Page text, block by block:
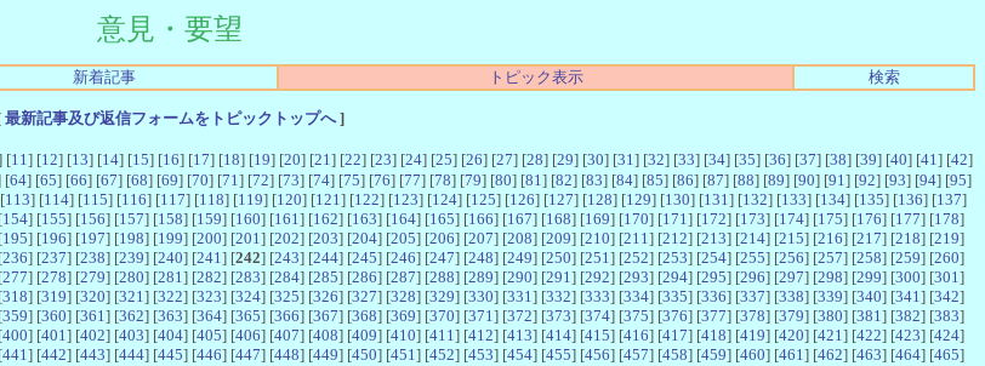
意見・要望
新着記事 トピック表示 検索
最新記事及び返信フォームをトピックトップへ]
[11 ] [12] [13] [14] [15] [16] [17] [18] [19] [20] [21 ] [22] [23] [24] [25] [26] [27] [28] [29] [30] [31 ] [32] [33] [34] [35] [36] [37] [38] [39] [40] [41 ] [42]
[64] [65] [66] [67] [68] [69] [70] [71 ] [72] [73] [74] [75] [76] [77] [78] [79] [80] [81 ] [82] [83] [84] [85] [86] [87] [88] [89] [90] [91 ] [92] [93] [94] [95]
113] [114] [115] [116] [117] [118] [119] [120] [121 ] [122] [123] [124] [125] [126] [127] [128] [129] [130] [131 ] [132] [133] [134] [135] [136] [137]
154] [155] [156] [157] [158] [159] [160] [161 ] [162] [163] [164] [165] [166] [167] [168] [169] [170] [171 ] [172] [173] [174] [175] [176] [177] [178]
195] [196] [197] [198] [199] [200] [201 ] [202] [203] [204] [205] [206] [207] [208] [209] [210] [211 ] [212] [213] [214] [215] [216] [217] [218] [219]
236] [237] [238] [239] [240] [241 ] [242] [243] [244] [245] [246] [247] [248] [249] [250] [251 ] [252] [253] [254] [255] [256] [257] [258] [259] [260]
277] [278] [279] [280] [281 ] [282] [283] [284] [285] [286] [287] [288] [289] [290] [291 ] [292] [293] [294] [295] [296] [297] [298] [299] [300] [301 ]
318] [319] [320] [321 ] [322] [323] [324] [325] [326] [327] [328] [329] [330] [331 ] [332] [333] [334] [335] [336] [337] [338] [339] [340] [341 ] [342]
359] [360] [361 ] [362] [363] [364] [365] [366] [367] [368] [369] [370] [371 ] [372] [373] [374] [375] [376] [377] [378] [379] [380] [381 ] [382] [383]
400] [401 ] [402] [403] [404] [405] [406] [407] [408] [409] [410] [411 ] [412] [413] [414] [415] [416] [417] [418] [419] [420] [421 ] [422] [423] [424]
441 ] [442] [443] [444] [445] [446] [447] [448] [449] [450] [451 ] [452] [453] [454] [455] [456] [457] [458] [459] [460] [461 ] [462] [463] [464] [465]